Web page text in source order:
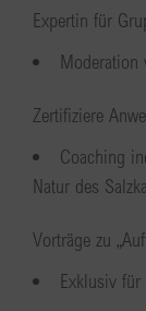
Expertin für
Moderation
Zertifiziere
Coaching
Natur des
Vorträge zu
Exklusiv für